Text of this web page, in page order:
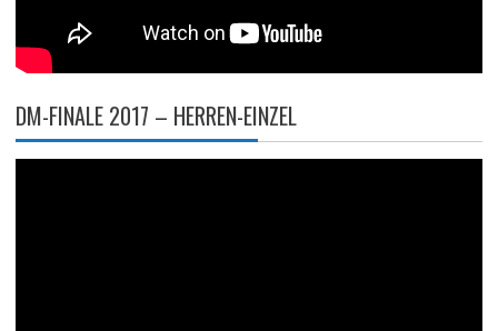
DM-FINALE 2017 – HERREN-EINZEL